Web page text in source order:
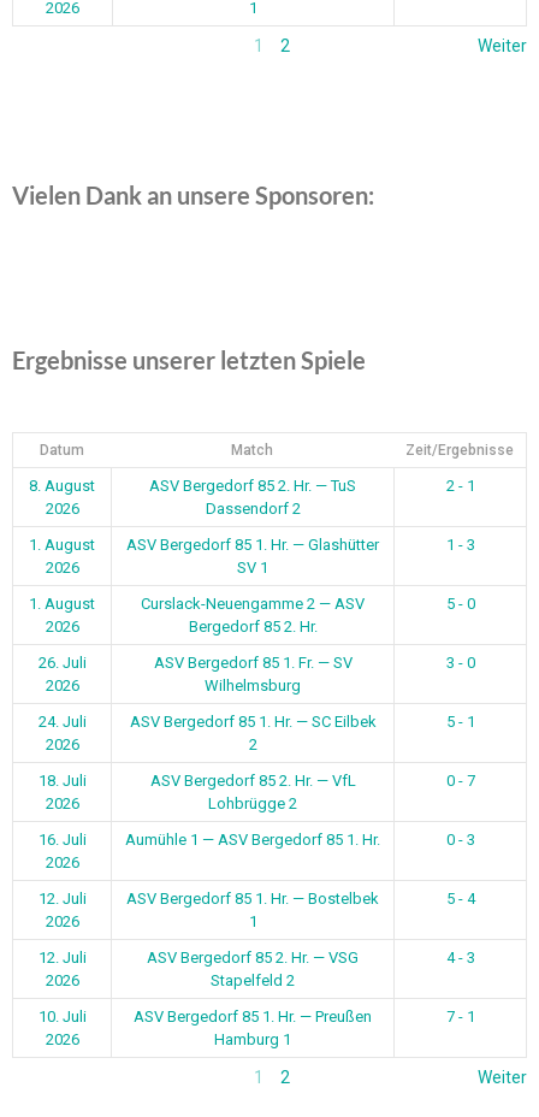
2026 1
1 2 Weiter
Vielen Dank an unsere Sponsoren:
Ergebnisse unserer letzten Spiele
Datum Match Zeit/Ergebnisse
8. August
2026
ASV Bergedorf 85 2. Hr. — TuS
Dassendorf 2
2 - 1
1. August
2026
ASV Bergedorf 85 1. Hr. — Glashütter
SV 1
1 - 3
1. August
2026
Curslack-Neuengamme 2 — ASV
Bergedorf 85 2. Hr.
5 - 0
26. Juli
2026
ASV Bergedorf 85 1. Fr. — SV
Wilhelmsburg
3 - 0
24. Juli
2026
ASV Bergedorf 85 1. Hr. — SC Eilbek
2
5 - 1
18. Juli
2026
ASV Bergedorf 85 2. Hr. — VfL
Lohbrügge 2
0 - 7
16. Juli
2026
Aumühle 1 — ASV Bergedorf 85 1. Hr. 0 - 3
12. Juli
2026
ASV Bergedorf 85 1. Hr. — Bostelbek
1
5 - 4
12. Juli
2026
ASV Bergedorf 85 2. Hr. — VSG
Stapelfeld 2
4 - 3
10. Juli
2026
ASV Bergedorf 85 1. Hr. — Preußen
Hamburg 1
7 - 1
1 2 Weiter